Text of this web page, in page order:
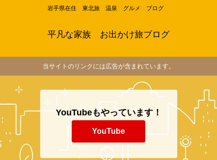
岩手県在住 東北旅 温泉 グルメ ブログ
平凡な家族 お出かけ旅ブログ
当サイトのリンクには広告が含まれています。
YouTubeもやっています！
YouTube